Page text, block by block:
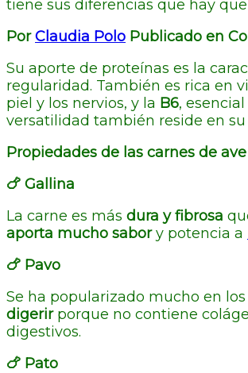
tiene sus diferencias que hay
PorClaudia Polo Publicado en
Su aporte de proteínas es la
regularidad. También es rica en
piel y los nervios, y la B6,
versatilidad también reside en
Propiedades de las carnes de ave
🍗 Gallina
La carne es más dura y fibrosa
aporta mucho sabory potencia a
🍗 Pavo
Se ha popularizado mucho en
digerirporque no contiene
digestivos.
🍗 Pato